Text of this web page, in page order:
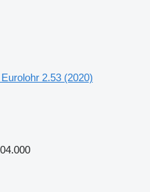
2.53 (2020)